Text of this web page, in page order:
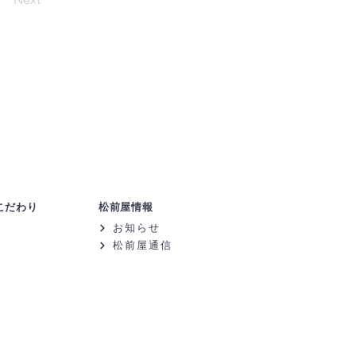
だわり
松前屋情報
お知らせ
松前屋通信